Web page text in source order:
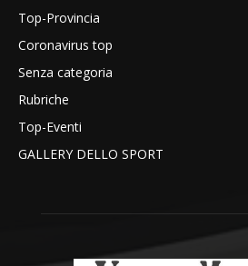
Top-Provincia
Coronavirus top
Senza categoria
Rubriche
Top-Eventi
GALLERY DELLO SPORT